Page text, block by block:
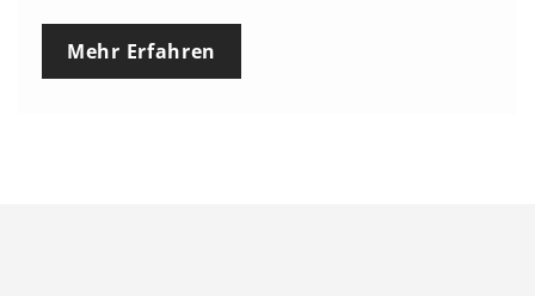
Mehr Erfahren